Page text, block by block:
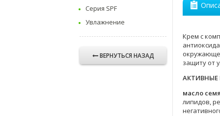
Серия SPF
Увлажнение
ВЕРНУТЬСЯ НАЗАД
Крем с
защиту от
масло
липидов,